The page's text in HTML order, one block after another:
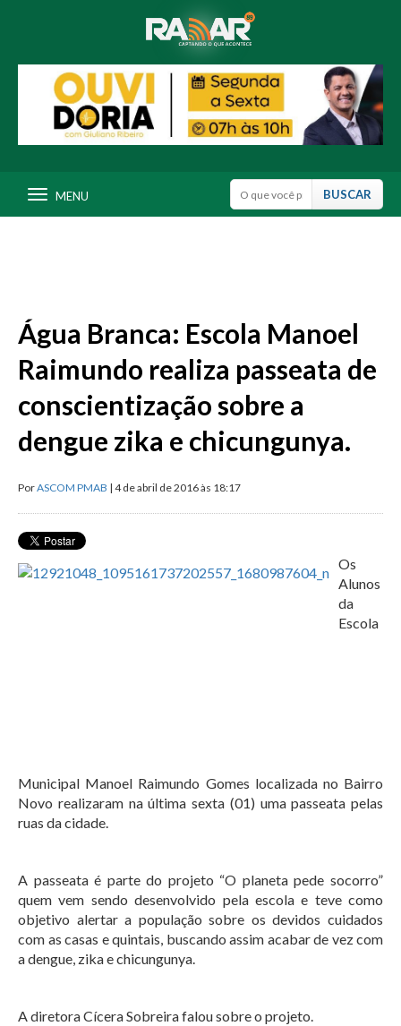
MENU
Água Branca: Escola Manoel
Raimundo realiza passeata de
conscientização sobre a
dengue zika e chicungunya.
PorASCOM PMAB | 4 de abril de 2016 às 18:17
Os
Alunos
da
Escola
Municipal Manoel Raimundo Gomes localizada no Bairro
Novo realizaram na última sexta (01) uma passeata pelas
ruas da cidade.
A passeata é parte do projeto “O planeta pede socorro”
quem vem sendo desenvolvido pela escola e teve como
objetivo alertar a população sobre os devidos cuidados
com as casas e quintais, buscando assim acabar de vez com
a dengue, zika e chicungunya.
A diretora Cícera Sobreira falou sobre o projeto.